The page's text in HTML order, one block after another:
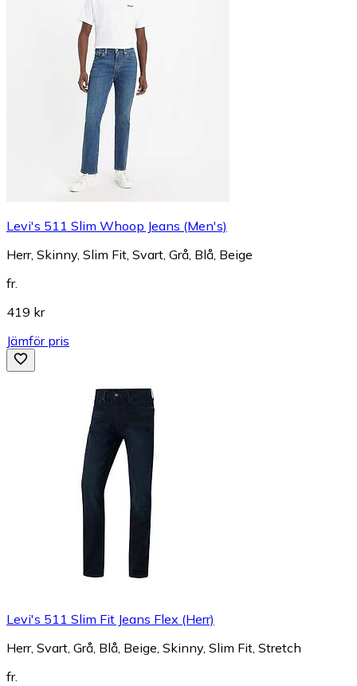
Levi's 511 Slim Whoop Jeans (Men's)
Herr, Skinny, Slim Fit, Svart, Grå, Blå, Beige
fr.
419 kr
Jämför pris
Levi's 511 Slim Fit Jeans Flex (Herr)
Herr, Svart, Grå, Blå, Beige, Skinny, Slim Fit, Stretch
fr.